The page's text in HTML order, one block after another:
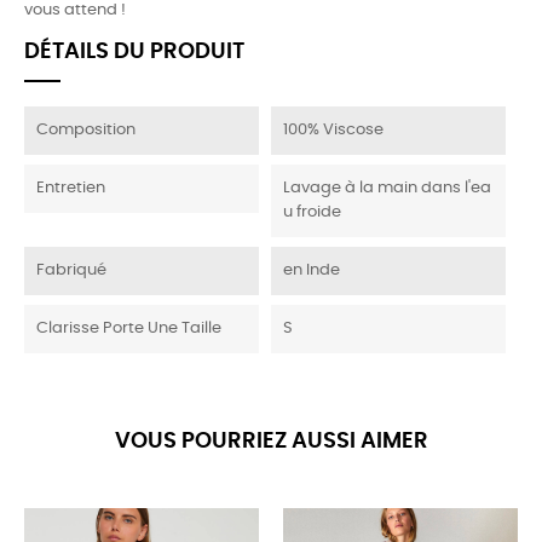
vous attend !
DÉTAILS DU PRODUIT
Composition 100% Viscose
Entretien
Lavage à la main dans l'ea
u froide
Fabriqué en Inde
Clarisse Porte Une Taille S
VOUS POURRIEZ AUSSI AIMER